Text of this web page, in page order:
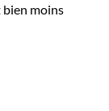
bien moins